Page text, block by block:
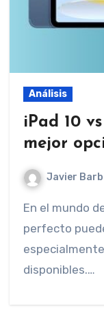
Análisis
iPad 10
mejor
Javier
En el mundo de los iPads, elegir el dispositivo
perfecto
disponibles.…